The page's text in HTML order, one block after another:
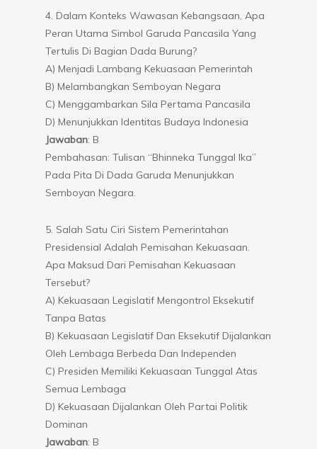
4. Dalam Konteks Wawasan Kebangsaan, Apa
Peran Utama Simbol Garuda Pancasila Yang
Tertulis Di Bagian Dada Burung?
A) Menjadi Lambang Kekuasaan Pemerintah
B) Melambangkan Semboyan Negara
C) Menggambarkan Sila Pertama Pancasila
D) Menunjukkan Identitas Budaya Indonesia
Jawaban: B
Pembahasan: Tulisan “Bhinneka Tunggal Ika”
Pada Pita Di Dada Garuda Menunjukkan
Semboyan Negara.
5. Salah Satu Ciri Sistem Pemerintahan
Presidensial Adalah Pemisahan Kekuasaan.
Apa Maksud Dari Pemisahan Kekuasaan
Tersebut?
A) Kekuasaan Legislatif Mengontrol Eksekutif
Tanpa Batas
B) Kekuasaan Legislatif Dan Eksekutif Dijalankan
Oleh Lembaga Berbeda Dan Independen
C) Presiden Memiliki Kekuasaan Tunggal Atas
Semua Lembaga
D) Kekuasaan Dijalankan Oleh Partai Politik
Dominan
Jawaban: B